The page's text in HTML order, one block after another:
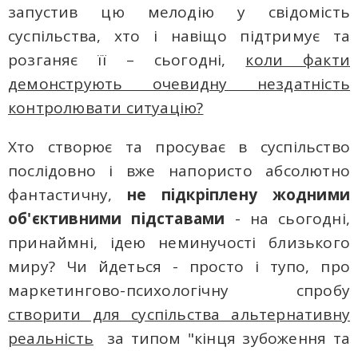
запустив цю мелодію у свідомість
суспільства, хто і навіщо підтримує та
розганяє її – сьогодні, коли факти
демонструють очевидну нездатність
контролювати ситуацію?
Хто створює та просуває в суспільство
послідовно і вже напористо абсолютно
фантастичну, не підкріплену жодними
об'єктивними підставами - на сьогодні,
принаймні, ідею неминучості близького
миру? Чи йдеться - просто і тупо, про
маркетингово-психологічну спробу
створити для суспільства альтернативну
реальність за типом "кінця зубоження та